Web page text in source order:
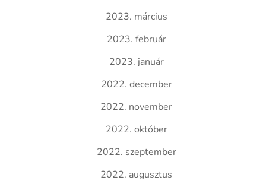
2023. március
2023. február
2023. január
2022. december
2022. november
2022. október
2022. szeptember
2022. augusztus